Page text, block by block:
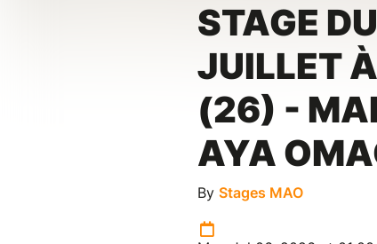
STAGE
JUILLET
(26) -
AYA
By Stages MAO